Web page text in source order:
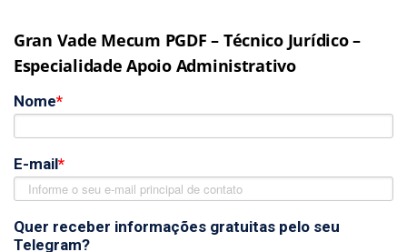
Gran Vade Mecum PGDF – Técnico Jurídico –
Especialidade Apoio Administrativo